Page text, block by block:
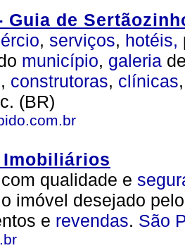
Guia de
, serviços, hotéis,
município, galeria
construtoras, clínicas
(BR)
Imobiliários
com qualidade e
o imóvel desejado
e revendas. São